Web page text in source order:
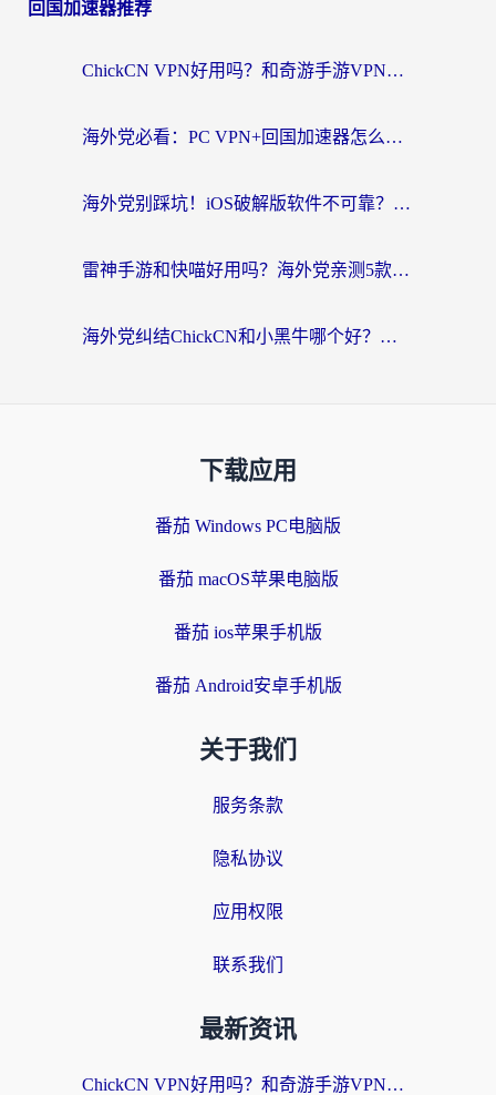
回国加速器推荐
ChickCN VPN好用吗？和奇游手游VPN对比哪个回国效果更好？海外党亲测实用指南
海外党必看：PC VPN+回国加速器怎么选？无缝访问国内资源全攻略
海外党别踩坑！iOS破解版软件不可靠？教你选对回国加速器无缝看国内资源
雷神手游和快喵好用吗？海外党亲测5款回国加速器，附斧牛Bling对比+微信视频号解决办法
海外党纠结ChickCN和小黑牛哪个好？一篇帮你选对回国加速器的实用指南
下载应用
番茄 Windows PC电脑版
番茄 macOS苹果电脑版
番茄 ios苹果手机版
番茄 Android安卓手机版
关于我们
服务条款
隐私协议
应用权限
联系我们
最新资讯
ChickCN VPN好用吗？和奇游手游VPN对比哪个回国效果更好？海外党亲测实用指南